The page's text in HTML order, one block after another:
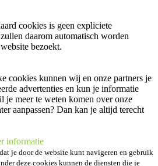
cookies is geen expliciete
daarom automatisch worden
bezoekt.
cookies kunnen wij en onze partners je
advertenties en kun je informatie
je meer te weten komen over onze
aanpassen? Dan kan je altijd terecht
informatie
je door de website kunt navigeren en gebruik
deze cookies kunnen de diensten die je